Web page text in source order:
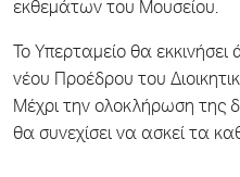
εκθεμάτων του Μουσείου.
Το Υπερταμείο θα
νέου Προέδρου του
Μέχρι την ολοκλήρωση της
θα συνεχίσει να ασκεί τα